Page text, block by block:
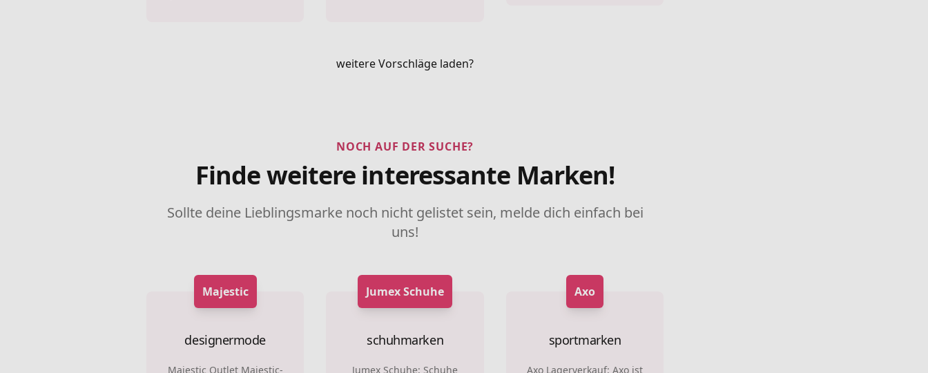
weitere Vorschläge laden?
NOCH AUF DER SUCHE?
Finde weitere interessante Marken!
Sollte deine Lieblingsmarke noch nicht gelistet sein, melde dich einfach bei
uns!
Majestic
designermode
Majestic Outlet Majestic-
Jumex Schuhe
schuhmarken
Jumex Schuhe: Schuhe
Axo
sportmarken
Axo Lagerverkauf: Axo ist